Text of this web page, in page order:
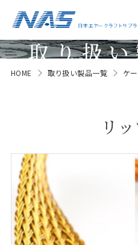
取り扱
HOME 取り扱い製品一覧 ケ
リ